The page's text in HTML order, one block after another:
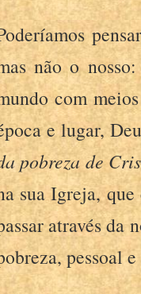
não o
com
e lugar,
pobreza de
sua Igreja,
através da
pessoal